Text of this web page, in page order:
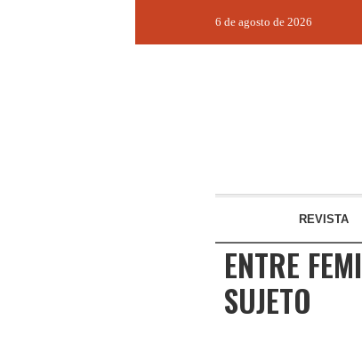
6 de agosto de 2026
REVISTA
ENTRE
SUJETO